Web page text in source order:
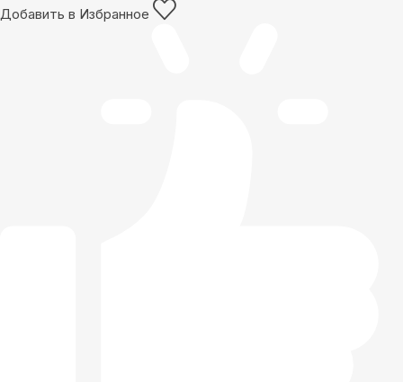
Добавить в Избранное